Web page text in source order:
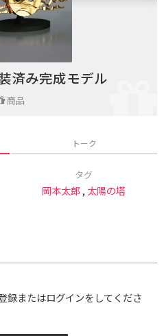
済み完成モデル
商品
トーク
タグ
岡本太郎 , 太陽の塔
録またはログインをしてくださ